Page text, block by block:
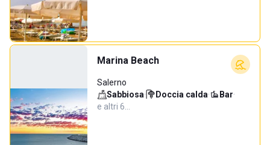
Marina Beach
Salerno
Sabbiosa· Doccia calda· Bar·
e altri 6…